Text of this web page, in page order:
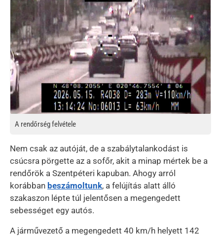
A rendőrség felvétele
Nem csak az autóját, de a szabálytalankodást is
csúcsra pörgette az a sofőr, akit a minap mértek be a
rendőrök a Szentpéteri kapuban. Ahogy arról
korábban beszámoltunk, a felújítás alatt álló
szakaszon lépte túl jelentősen a megengedett
sebességet egy autós.
A járművezető a megengedett 40 km/h helyett 142